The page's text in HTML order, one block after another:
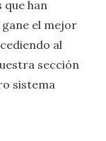
que han
el mejor
al
sección
sistema